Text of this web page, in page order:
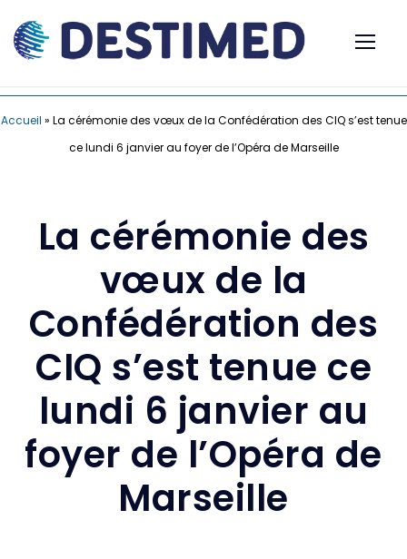
Accueil » La cérémonie des vœux de la Confédération des CIQ s’est tenue
ce lundi 6 janvier au foyer de l’Opéra de Marseille
La cérémonie des
vœux de la
Confédération des
CIQ s’est tenue ce
lundi 6 janvier au
foyer de l’Opéra de
Marseille